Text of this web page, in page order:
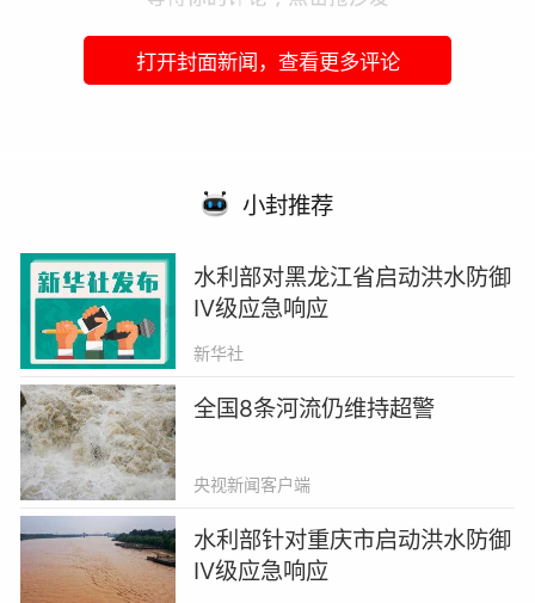
打开封面新闻，查看更多评论
小封推荐
水利部对黑龙江省启动洪水防御
Ⅳ级应急响应
新华社
全国8条河流仍维持超警
央视新闻客户端
水利部针对重庆市启动洪水防御
Ⅳ级应急响应